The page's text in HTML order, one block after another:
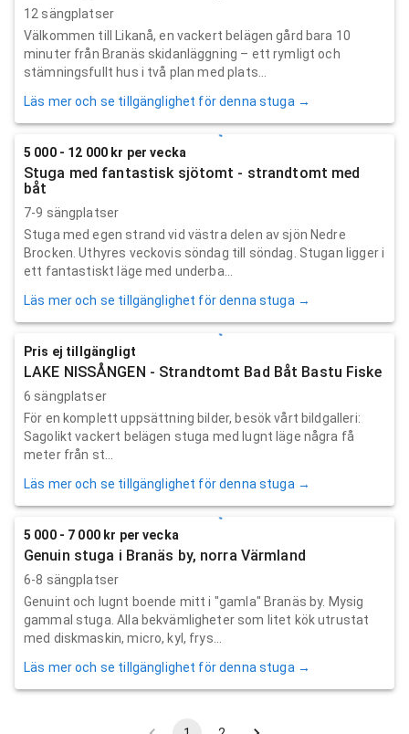
12 sängplatser
Välkommen till Likanå, en vackert belägen gård bara 10
minuter från Branäs skidanläggning – ett rymligt och
stämningsfullt hus i två plan med plats...
Läs mer och se tillgänglighet för denna stuga →
5 000 - 12 000 kr per vecka
Stuga med fantastisk sjötomt - strandtomt med
båt
7-9 sängplatser
Stuga med egen strand vid västra delen av sjön Nedre
Brocken. Uthyres veckovis söndag till söndag. Stugan ligger i
ett fantastiskt läge med underba...
Läs mer och se tillgänglighet för denna stuga →
Pris ej tillgängligt
LAKE NISSÅNGEN - Strandtomt Bad Båt Bastu Fiske
6 sängplatser
För en komplett uppsättning bilder, besök vårt bildgalleri:
Sagolikt vackert belägen stuga med lugnt läge några få
meter från st...
Läs mer och se tillgänglighet för denna stuga →
5 000 - 7 000 kr per vecka
Genuin stuga i Branäs by, norra Värmland
6-8 sängplatser
Genuint och lugnt boende mitt i "gamla" Branäs by. Mysig
gammal stuga. Alla bekvämligheter som litet kök utrustat
med diskmaskin, micro, kyl, frys...
Läs mer och se tillgänglighet för denna stuga →